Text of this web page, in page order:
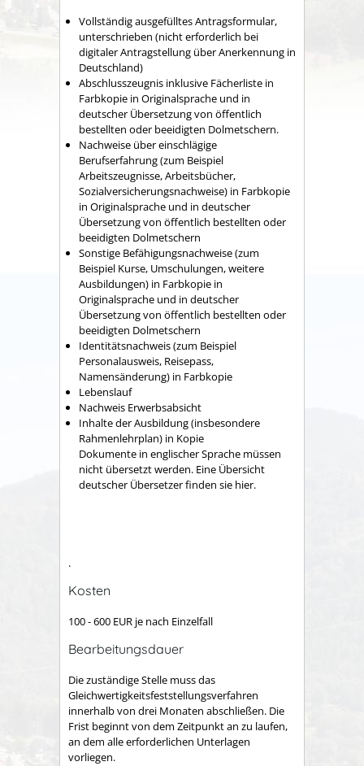
Vollständig ausgefülltes Antragsformular,
unterschrieben (nicht erforderlich bei
digitaler Antragstellung über Anerkennung in
Deutschland)
Abschlusszeugnis inklusive Fächerliste in
Farbkopie in Originalsprache und in
deutscher Übersetzung von öffentlich
bestellten oder beeidigten Dolmetschern.
Nachweise über einschlägige
Berufserfahrung (zum Beispiel
Arbeitszeugnisse, Arbeitsbücher,
Sozialversicherungsnachweise) in Farbkopie
in Originalsprache und in deutscher
Übersetzung von öffentlich bestellten oder
beeidigten Dolmetschern
Sonstige Befähigungsnachweise (zum
Beispiel Kurse, Umschulungen, weitere
Ausbildungen) in Farbkopie in
Originalsprache und in deutscher
Übersetzung von öffentlich bestellten oder
beeidigten Dolmetschern
Identitätsnachweis (zum Beispiel
Personalausweis, Reisepass,
Namensänderung) in Farbkopie
Lebenslauf
Nachweis Erwerbsabsicht
Inhalte der Ausbildung (insbesondere
Rahmenlehrplan) in Kopie
Dokumente in englischer Sprache müssen
nicht übersetzt werden. Eine Übersicht
deutscher Übersetzer finden sie hier.
.
Kosten
100 - 600 EUR je nach Einzelfall
Bearbeitungsdauer
Die zuständige Stelle muss das
Gleichwertigkeitsfeststellungsverfahren
innerhalb von drei Monaten abschließen. Die
Frist beginnt von dem Zeitpunkt an zu laufen,
an dem alle erforderlichen Unterlagen
vorliegen.